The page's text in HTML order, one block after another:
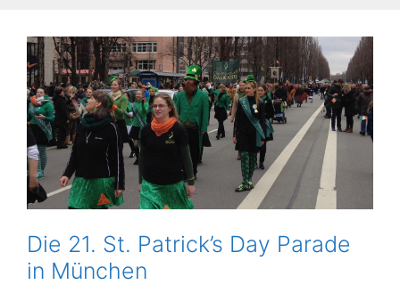
Die 21. St. Patrick’s Day Parade
in München